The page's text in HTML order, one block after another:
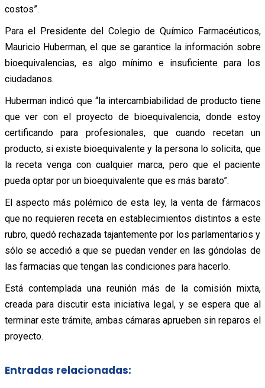
costos”.
Para el Presidente del Colegio de Químico Farmacéuticos,
Mauricio Huberman, el que se garantice la información sobre
bioequivalencias, es algo mínimo e insuficiente para los
ciudadanos.
Huberman indicó que “la intercambiabilidad de producto tiene
que ver con el proyecto de bioequivalencia, donde estoy
certificando para profesionales, que cuando recetan un
producto, si existe bioequivalente y la persona lo solicita, que
la receta venga con cualquier marca, pero que el paciente
pueda optar por un bioequivalente que es más barato”.
El aspecto más polémico de esta ley, la venta de fármacos
que no requieren receta en establecimientos distintos a este
rubro, quedó rechazada tajantemente por los parlamentarios y
sólo se accedió a que se puedan vender en las góndolas de
las farmacias que tengan las condiciones para hacerlo.
Está contemplada una reunión más de la comisión mixta,
creada para discutir esta iniciativa legal, y se espera que al
terminar este trámite, ambas cámaras aprueben sin reparos el
proyecto.
Entradas relacionadas: